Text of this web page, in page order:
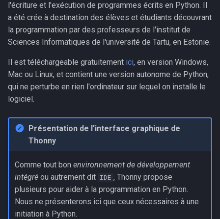
i
i
n
g
s
Images Numériques
Géolocalisation
Architecture matérielle
Traitement des données
Les algorithmes gloutons
Bases de Données et SQL
Arbres Binaires
Processeurs et
Ordonnancement
Programmation dynamique
Recherche textuelles
Sécurisation des
communications
Pygame
P5
Sciences Cogntives
TLA+
l'écriture et l'exécution de programmes écrits en Python. Il
a été crée à destination des élèves et étudiants découvrant
la programmation par des professeurs de l'institut de
Sciences Informatiques de l'université de Tartu, en Estonie.
Il est téléchargeable gratuitement ici, en version Windows,
Mac ou Linux, et contient une version autonome de Python,
qui ne perturbe en rien l'ordinateur sur lequel on installe le
logiciel.
Présentation de l'interface graphique de
Thonny
Comme tout bon environnement de développement
intégréou autrement dit IDE , Thonny propose
plusieurs pour aider à la programmation en Python.
Nous ne présenterons ici que ceux nécessaires à une
initiation à Python.